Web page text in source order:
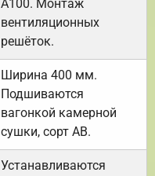
А100. Монтаж
вентиляционных
решёток.
Ширина 400 мм.
Подшиваются
вагонкой камерной
сушки, сорт АВ.
Устанавливаются